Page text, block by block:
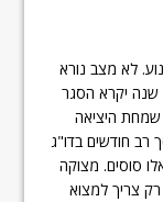
לא מצב נורא
שנה יקרא הסגר
שמחת היציאה
חודשים בדו"ג
סוסים. מצוקה
צריך למצוא